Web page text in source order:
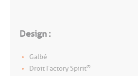
Design :
Galbé
Droit Factory Spirit®